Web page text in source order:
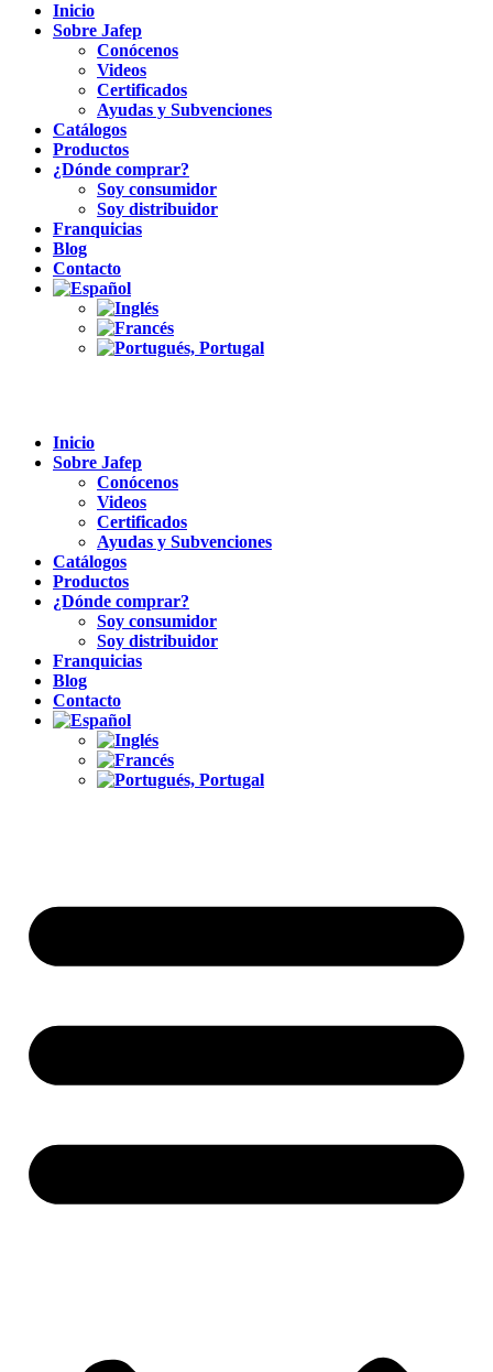
Inicio
Sobre Jafep
Conócenos
Videos
Certificados
Ayudas y Subvenciones
Catálogos
Productos
¿Dónde comprar?
Soy consumidor
Soy distribuidor
Franquicias
Blog
Contacto
Inicio
Sobre Jafep
Conócenos
Videos
Certificados
Ayudas y Subvenciones
Catálogos
Productos
¿Dónde comprar?
Soy consumidor
Soy distribuidor
Franquicias
Blog
Contacto